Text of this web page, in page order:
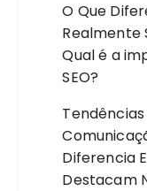
O Que
Realmente
Qual é a
SEO?
Diferencia
Destacam